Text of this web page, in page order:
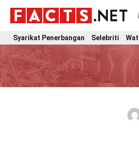
Syarikat Penerbangan Selebriti